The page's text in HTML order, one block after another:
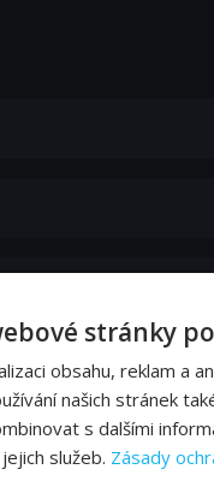
stránky
obsahu, reklam a
našich stránek
s dalšími
služeb. Zásady